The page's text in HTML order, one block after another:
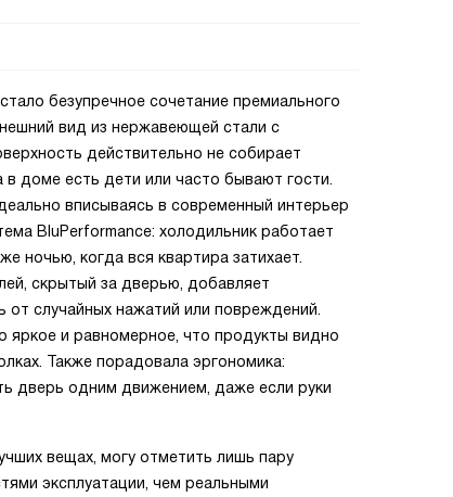
безупречное сочетание премиального
вид из нержавеющей стали с
действительно не собирает
в доме есть дети или часто бывают гости.
вписываясь в современный интерьер
BluPerformance: холодильник работает
ночью, когда вся квартира затихает.
скрытый за дверью, добавляет
случайных нажатий или повреждений.
яркое и равномерное, что продукты видно
Также порадовала эргономика:
дверь одним движением, даже если руки
вещах, могу отметить лишь пару
эксплуатации, чем реальными